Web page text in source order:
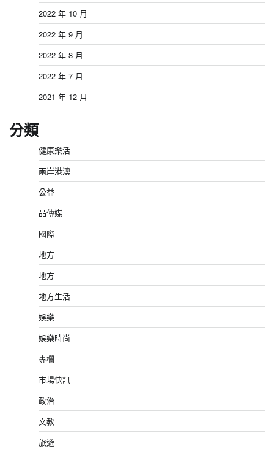
2022 年 10 月
2022 年 9 月
2022 年 8 月
2022 年 7 月
2021 年 12 月
分類
健康樂活
兩岸港澳
公益
品傳媒
國際
地方
地方
地方生活
娛樂
娛樂時尚
專欄
市場快訊
政治
文教
旅遊